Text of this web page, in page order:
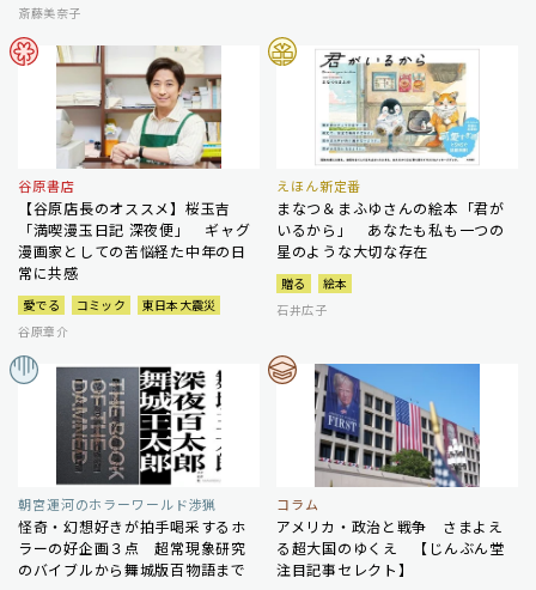
斎藤美奈子
谷原書店
【谷原店長のオススメ】桜玉吉
「満喫漫玉日記 深夜便」 ギャグ
漫画家としての苦悩経た中年の日
常に共感
愛でる コミック
東日本大震災
谷原章介
えほん新定番
まなつ＆まふゆさんの絵本「君が
いるから」 あなたも私も一つの
星のような大切な存在
贈る
絵本
石井広子
朝宮運河のホラーワールド渉猟
怪奇・幻想好きが拍手喝采するホ
ラーの好企画３点 超常現象研究
のバイブルから舞城版百物語まで
コラム
アメリカ・政治と戦争 さまよえ
る超大国のゆくえ 【じんぶん堂
注目記事セレクト】